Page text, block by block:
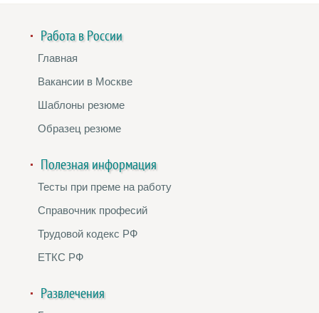
Работа в России
Главная
Вакансии в Москве
Шаблоны резюме
Образец резюме
Полезная информация
Тесты при преме на работу
Справочник професий
Трудовой кодекс РФ
ЕТКС РФ
Развлечения